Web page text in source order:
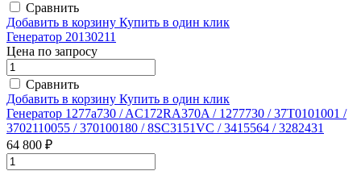
Сравнить
Добавить в корзину Купить в один клик
Генератор 20130211
Цена по запросу
Сравнить
Добавить в корзину Купить в один клик
Генератор 1277a730 / AC172RA370A / 1277730 / 37T0101001 /
3702110055 / 370100180 / 8SC3151VC / 3415564 / 3282431
64 800 ₽